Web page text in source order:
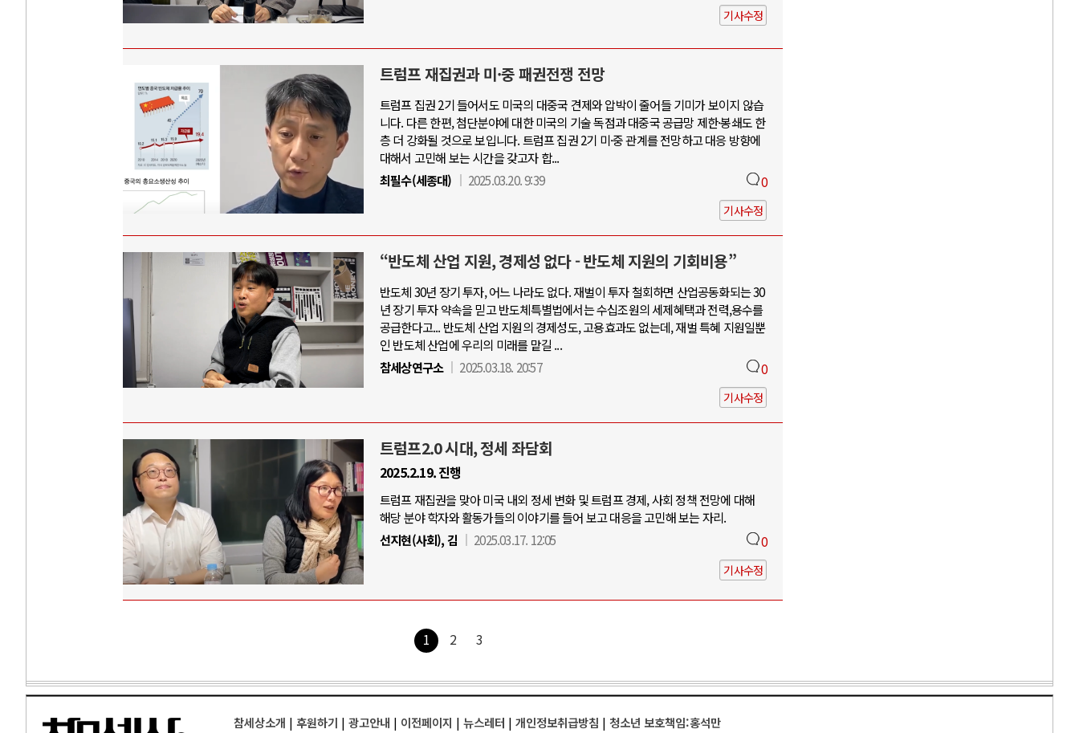
기사수정
트럼프 재집권과 미·중 패권전쟁 전망
트럼프 집권 2기 들어서도 미국의 대중국 견제와 압박이 줄어들 기미가 보이지 않습
니다. 다른 한편, 첨단분야에 대한 미국의 기술 독점과 대중국 공급망 제한·봉쇄도 한
층 더 강화될 것으로 보입니다. 트럼프 집권 2기 미·중 관계를 전망하고 대응 방향에
대해서 고민해 보는 시간을 갖고자 합...
최필수(세종대)
2025.03.20. 9:39 0
기사수정
“반도체 산업 지원, 경제성 없다 - 반도체 지원의 기회비용”
반도체 30년 장기 투자, 어느 나라도 없다. 재벌이 투자 철회하면 산업공동화되는 30
년 장기 투자 약속을 믿고 반도체특별법에서는 수십조원의 세제혜택과 전력,용수를
공급한다고... 반도체 산업 지원의 경제성도, 고용효과도 없는데, 재벌 특혜 지원일뿐
인 반도체 산업에 우리의 미래를 맡길 ...
참세상연구소
2025.03.18. 20:57 0
기사수정
트럼프2.0 시대, 정세 좌담회
2025.2.19. 진행
트럼프 재집권을 맞아 미국 내외 정세 변화 및 트럼프 경제, 사회 정책 전망에 대해
해당 분야 학자와 활동가들의 이야기를 들어 보고 대응을 고민해 보는 자리.
선지현(사회), 김
2025.03.17. 12:05 0
기사수정
1 2 3
참세상소개 | 후원하기 | 광고안내 | 이전페이지 | 뉴스레터 | 개인정보취급방침 | 청소년 보호책임:홍석만